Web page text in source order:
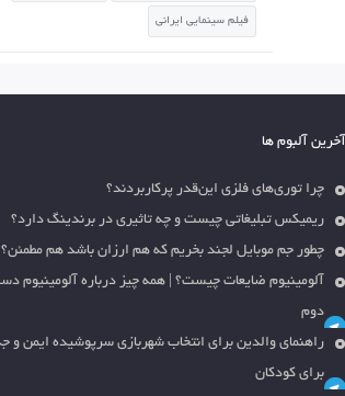
فیلم سینمایی ایرانی
آخرین آلبوم ها
چرا توری‌های فلزی این‌قدر پرکاربردند؟
ریمیکس تبلیغاتی چیست و چه تاثیری در برندینگ دارد؟
چطور جم موبایل لجند بخریم که هم ارزان باشد هم مطمئن؟
آلومینیوم ضایعات چیست؟ | همه چیز درباره آلومینیوم
دوم
راهنمای والدین برای انتخاب شهربازی سرپوشیده ایمن و
برای کودکان